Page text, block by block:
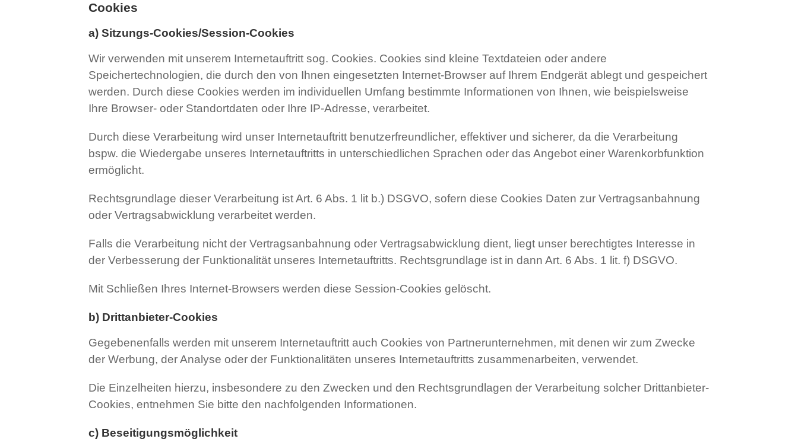
Cookies
a) Sitzungs-Cookies/Session-Cookies
Wir verwenden mit unserem Internetauftritt sog. Cookies. Cookies sind kleine Textdateien oder andere
Speichertechnologien, die durch den von Ihnen eingesetzten Internet-Browser auf Ihrem Endgerät ablegt und gespeichert
werden. Durch diese Cookies werden im individuellen Umfang bestimmte Informationen von Ihnen, wie beispielsweise
Ihre Browser- oder Standortdaten oder Ihre IP-Adresse, verarbeitet.
Durch diese Verarbeitung wird unser Internetauftritt benutzerfreundlicher, effektiver und sicherer, da die Verarbeitung
bspw. die Wiedergabe unseres Internetauftritts in unterschiedlichen Sprachen oder das Angebot einer Warenkorbfunktion
ermöglicht.
Rechtsgrundlage dieser Verarbeitung ist Art. 6 Abs. 1 lit b.) DSGVO, sofern diese Cookies Daten zur Vertragsanbahnung
oder Vertragsabwicklung verarbeitet werden.
Falls die Verarbeitung nicht der Vertragsanbahnung oder Vertragsabwicklung dient, liegt unser berechtigtes Interesse in
der Verbesserung der Funktionalität unseres Internetauftritts. Rechtsgrundlage ist in dann Art. 6 Abs. 1 lit. f) DSGVO.
Mit Schließen Ihres Internet-Browsers werden diese Session-Cookies gelöscht.
b) Drittanbieter-Cookies
Gegebenenfalls werden mit unserem Internetauftritt auch Cookies von Partnerunternehmen, mit denen wir zum Zwecke
der Werbung, der Analyse oder der Funktionalitäten unseres Internetauftritts zusammenarbeiten, verwendet.
Die Einzelheiten hierzu, insbesondere zu den Zwecken und den Rechtsgrundlagen der Verarbeitung solcher Drittanbieter-
Cookies, entnehmen Sie bitte den nachfolgenden Informationen.
c) Beseitigungsmöglichkeit